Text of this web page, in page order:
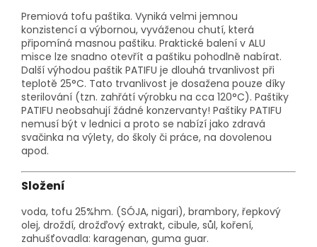
Premiová tofu paštika. Vyniká velmi jemnou
konzistencí a výbornou, vyváženou chutí, která
připomíná masnou paštiku. Praktické balení v ALU
misce lze snadno otevřít a paštiku pohodlně nabírat.
Další výhodou paštik PATIFU je dlouhá trvanlivost při
teplotě 25°C. Tato trvanlivost je dosažena pouze díky
sterilování (tzn. zahřátí výrobku na cca 120°C). Paštiky
PATIFU neobsahují žádné konzervanty! Paštiky PATIFU
nemusí být v lednici a proto se nabízí jako zdravá
svačinka na výlety, do školy či práce, na dovolenou
apod.
Složení
voda, tofu 25%hm. (SÓJA, nigari), brambory, řepkový
olej, droždí, drožďový extrakt, cibule, sůl, koření,
zahušťovadla: karagenan, guma guar.